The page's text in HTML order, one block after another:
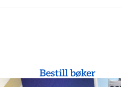
Bestill bøker